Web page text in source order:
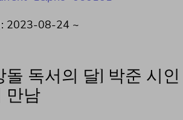
: 2023-08-24 ~
돌 독서의 달] 박준 시인
만남